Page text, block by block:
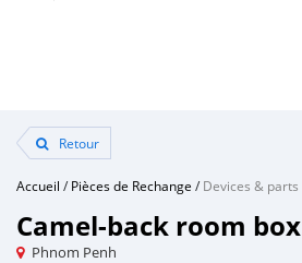
Retour
Accueil /Pièces de Rechange /Devices & parts
Camel-back room box
Phnom Penh